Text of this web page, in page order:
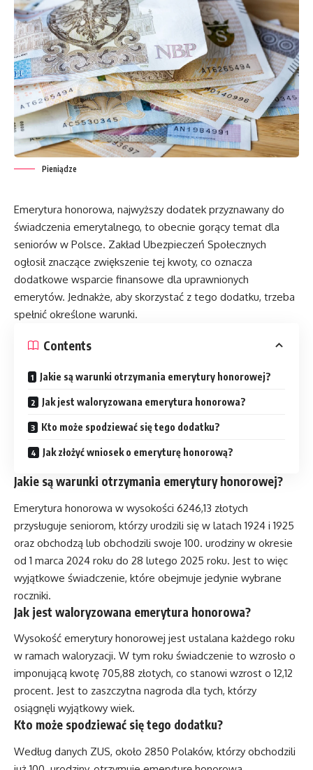
Pieniądze
Emerytura honorowa, najwyższy dodatek przyznawany do
świadczenia emerytalnego, to obecnie gorący temat dla
seniorów w Polsce. Zakład Ubezpieczeń Społecznych
ogłosił znaczące zwiększenie tej kwoty, co oznacza
dodatkowe wsparcie finansowe dla uprawnionych
emerytów. Jednakże, aby skorzystać z tego dodatku, trzeba
spełnić określone warunki.
Contents
Jakie są warunki otrzymania emerytury honorowej?
Jak jest waloryzowana emerytura honorowa?
Kto może spodziewać się tego dodatku?
Jak złożyć wniosek o emeryturę honorową?
Jakie są warunki otrzymania emerytury honorowej?
Emerytura honorowa w wysokości 6246,13 złotych
przysługuje seniorom, którzy urodzili się w latach 1924 i 1925
oraz obchodzą lub obchodzili swoje 100. urodziny w okresie
od 1 marca 2024 roku do 28 lutego 2025 roku. Jest to więc
wyjątkowe świadczenie, które obejmuje jedynie wybrane
roczniki.
Jak jest waloryzowana emerytura honorowa?
Wysokość emerytury honorowej jest ustalana każdego roku
w ramach waloryzacji. W tym roku świadczenie to wzrosło o
imponującą kwotę 705,88 złotych, co stanowi wzrost o 12,12
procent. Jest to zaszczytna nagroda dla tych, którzy
osiągnęli wyjątkowy wiek.
Kto może spodziewać się tego dodatku?
Według danych ZUS, około 2850 Polaków, którzy obchodzili